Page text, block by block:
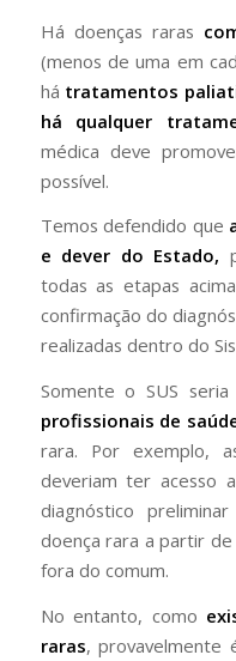
Há doenças raras
(menos de uma em
há tratamentos
há qualquer
médica deve
possível.
Temos defendido que
e dever do Estado,
todas as etapas
confirmação do
realizadas dentro do
Somente o SUS
profissionais de
rara. Por exemplo,
deveriam ter acesso
diagnóstico
doença rara a partir
fora do comum.
No entanto, como
raras, provavelmente